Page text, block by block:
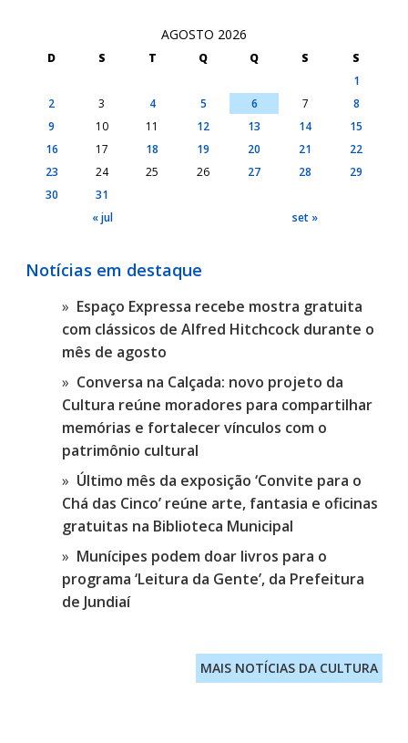
AGOSTO 2026
D S T Q Q S
S
1
2
3 4 5 6 7
8
9
10 11 12 13 14
15
16
17 18 19 20 21
22
23
24 25 26 27 28
29
30
31
« jul
set »
Notícias em destaque
Espaço Expressa recebe mostra gratuita
com clássicos de Alfred Hitchcock durante o
mês de agosto
Conversa na Calçada: novo projeto da
Cultura reúne moradores para compartilhar
memórias e fortalecer vínculos com o
patrimônio cultural
Último mês da exposição ‘Convite para o
Chá das Cinco’ reúne arte, fantasia e oficinas
gratuitas na Biblioteca Municipal
Munícipes podem doar livros para o
programa ‘Leitura da Gente’, da Prefeitura
de Jundiaí
MAIS NOTÍCIAS DA CULTURA